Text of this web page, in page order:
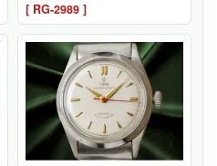
[ RG-2989 ]